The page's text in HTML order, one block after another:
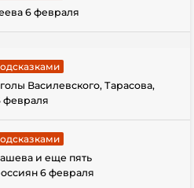
6 февраля
Василевского, Тарасова,
февраля
и еще пять
6 февраля